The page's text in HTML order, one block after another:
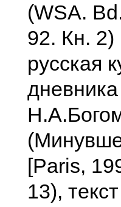
(WSA.
92. Кн.
русская
[Paris,
13),